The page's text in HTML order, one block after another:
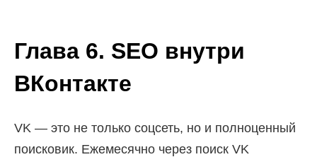
Глава 6. SEO внутри
ВКонтакте
VK — это не только соцсеть, но и полноценный
поисковик. Ежемесячно через поиск VK